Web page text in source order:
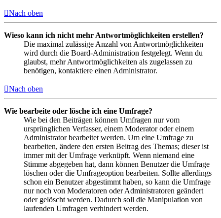
Nach oben
Wieso kann ich nicht mehr Antwortmöglichkeiten erstellen?
Die maximal zulässige Anzahl von Antwortmöglichkeiten
wird durch die Board-Administration festgelegt. Wenn du
glaubst, mehr Antwortmöglichkeiten als zugelassen zu
benötigen, kontaktiere einen Administrator.
Nach oben
Wie bearbeite oder lösche ich eine Umfrage?
Wie bei den Beiträgen können Umfragen nur vom
ursprünglichen Verfasser, einem Moderator oder einem
Administrator bearbeitet werden. Um eine Umfrage zu
bearbeiten, ändere den ersten Beitrag des Themas; dieser ist
immer mit der Umfrage verknüpft. Wenn niemand eine
Stimme abgegeben hat, dann können Benutzer die Umfrage
löschen oder die Umfrageoption bearbeiten. Sollte allerdings
schon ein Benutzer abgestimmt haben, so kann die Umfrage
nur noch von Moderatoren oder Administratoren geändert
oder gelöscht werden. Dadurch soll die Manipulation von
laufenden Umfragen verhindert werden.